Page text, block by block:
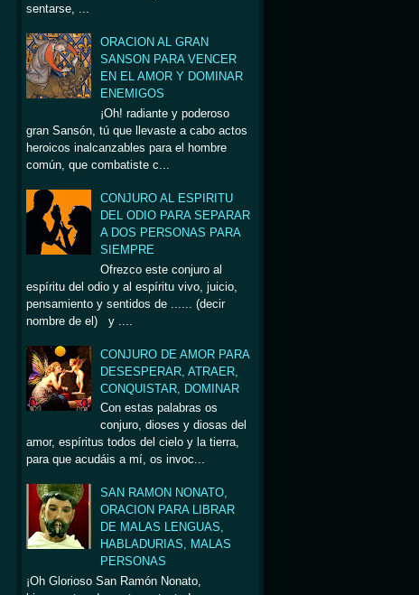
sentarse, ...
ORACION AL GRAN
SANSON PARA VENCER
EN EL AMOR Y DOMINAR
ENEMIGOS
¡Oh! radiante y poderoso
gran Sansón, tú que llevaste a cabo actos
heroicos inalcanzables para el hombre
común, que combatiste c...
CONJURO AL ESPIRITU
DEL ODIO PARA SEPARAR
A DOS PERSONAS PARA
SIEMPRE
Ofrezco este conjuro al
espíritu del odio y al espíritu vivo, juicio,
pensamiento y sentidos de ...... (decir
nombre de el) y ....
CONJURO DE AMOR PARA
DESESPERAR, ATRAER,
CONQUISTAR, DOMINAR
Con estas palabras os
conjuro, dioses y diosas del
amor, espíritus todos del cielo y la tierra,
para que acudáis a mí, os invoc...
SAN RAMON NONATO,
ORACION PARA LIBRAR
DE MALAS LENGUAS,
HABLADURIAS, MALAS
PERSONAS
¡Oh Glorioso San Ramón Nonato,